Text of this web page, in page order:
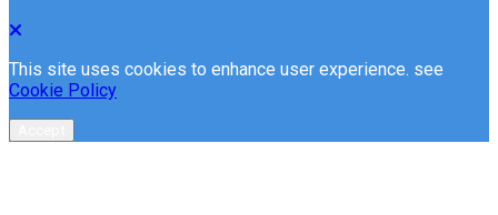
This site uses cookies to enhance user experience. see
Cookie Policy